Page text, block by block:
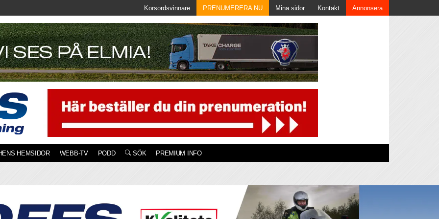
Korsordsvinnare PRENUMERERA NU Mina sidor Kontakt Annonsera
HEMSIDOR WEBB-TV PODD SÖK PREMIUM INFO